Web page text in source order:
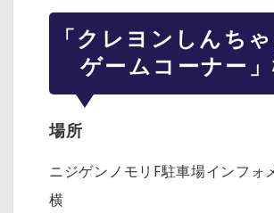
「クレヨンしんち
ゲームコーナー
場所
ニジゲンノモリF駐車場インフォ
横